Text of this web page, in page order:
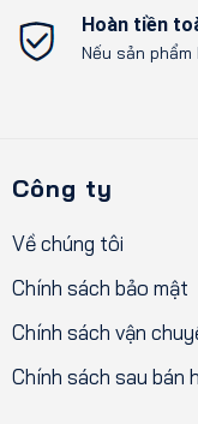
Hoàn tiền
Nếu sản
Công ty
Về chúng tôi
Chính sách bảo mật
Chính sách vận
Chính sách sau bán